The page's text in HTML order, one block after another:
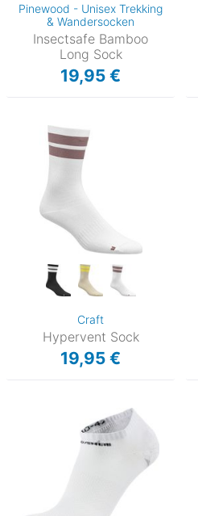
Pinewood - Unisex Trekking
& Wandersocken
Insectsafe Bamboo
Long Sock
19,95 €
Craft
Hypervent Sock
19,95 €